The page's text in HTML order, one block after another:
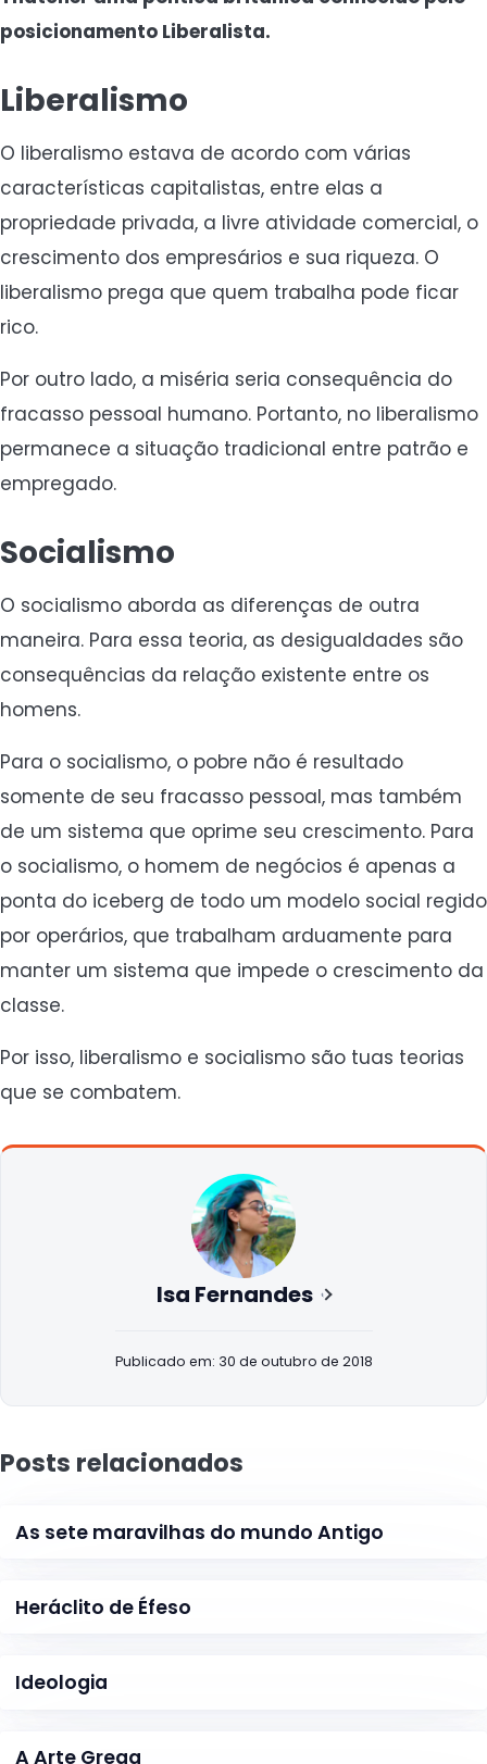
posicionamento Liberalista.
Liberalismo
O liberalismo estava de acordo com várias
características capitalistas, entre elas a
propriedade privada, a livre atividade comercial, o
crescimento dos empresários e sua riqueza. O
liberalismo prega que quem trabalha pode ficar
rico.
Por outro lado, a miséria seria consequência do
fracasso pessoal humano. Portanto, no liberalismo
permanece a situação tradicional entre patrão e
empregado.
Socialismo
O socialismo aborda as diferenças de outra
maneira. Para essa teoria, as desigualdades são
consequências da relação existente entre os
homens.
Para o socialismo, o pobre não é resultado
somente de seu fracasso pessoal, mas também
de um sistema que oprime seu crescimento. Para
o socialismo, o homem de negócios é apenas a
ponta do iceberg de todo um modelo social regido
por operários, que trabalham arduamente para
manter um sistema que impede o crescimento da
classe.
Por isso, liberalismo e socialismo são tuas teorias
que se combatem.
Isa Fernandes
Publicado em: 30 de outubro de 2018
Posts relacionados
As sete maravilhas do mundo Antigo
Heráclito de Éfeso
Ideologia
A Arte Grega